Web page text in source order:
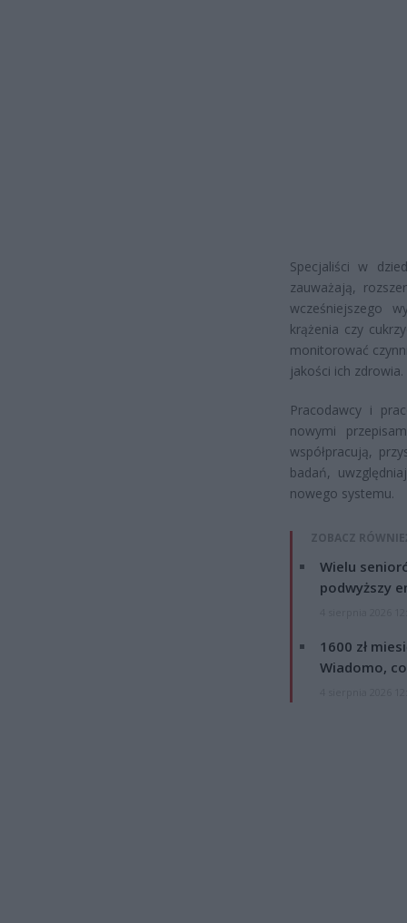
Specjaliści w
zauważają,
wcześniejszego
krążenia czy
monitorować
jakości ich zdrowia.
Pracodawcy i
nowymi
współpracują,
badań,
nowego systemu.
ZOBACZ
Wielu
podwyższy
1600 zł
Wiadomo,